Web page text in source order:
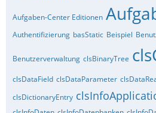
Aufgaben-Center Editionen
Authentifizierung basStatic Beispiel
Benutzerverwaltung clsBinaryTree
clsDataField clsDataParameter
clsDictionaryEntry